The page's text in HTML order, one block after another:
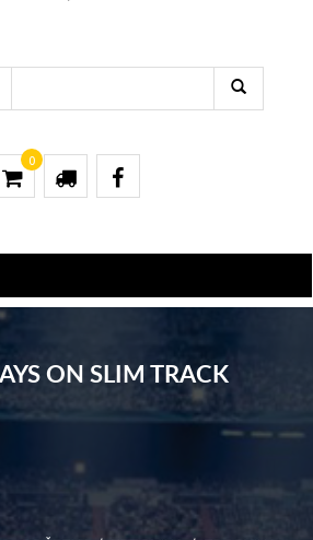
0
ON SLIM TRACK